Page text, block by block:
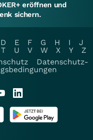
eröffnen und
sichern.
D E F G H I
J
T U V W X Y
Z
Datenschutz-